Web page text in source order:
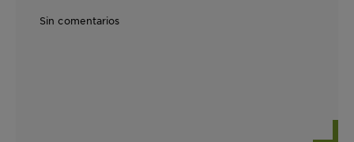
Sin comentarios